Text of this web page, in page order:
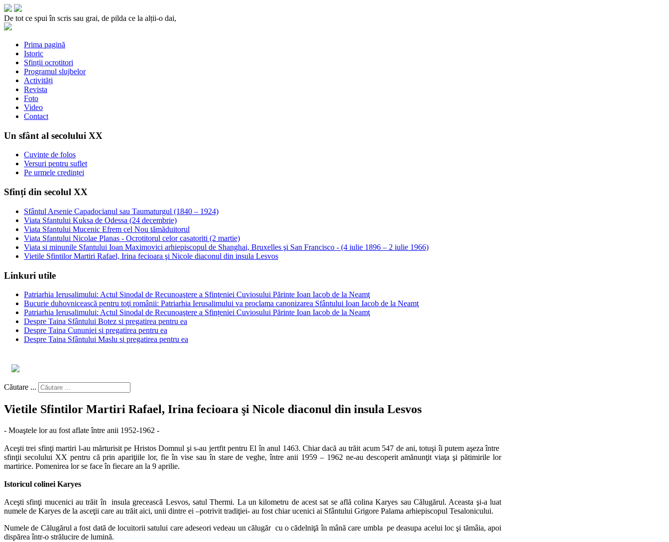
De tot ce spui în scris sau grai, de pilda ce la alții-o dai,
Prima pagină
Istoric
Sfinții ocrotitori
Programul slujbelor
Activități
Revista
Foto
Video
Contact
Un sfânt al secolului XX
Cuvinte de folos
Versuri pentru suflet
Pe urmele credinței
Sfinți din secolul XX
Sfântul Arsenie Capadocianul sau Taumaturgul (1840 – 1924)
Viata Sfantului Kuksa de Odessa (24 decembrie)
Viata Sfantului Mucenic Efrem cel Nou tămăduitorul
Viata Sfantului Nicolae Planas - Ocrotitorul celor casatoriti (2 martie)
Viata si minunile Sfantului Ioan Maximovici arhiepiscopul de Shanghai, Bruxelles şi San Francisco - (4 iulie 1896 – 2 iulie 1966)
Vietile Sfintilor Martiri Rafael, Irina fecioara şi Nicole diaconul din insula Lesvos
Linkuri utile
Patriarhia Ierusalimului: Actul Sinodal de Recunoaştere a Sfinţeniei Cuviosului Părinte Ioan Iacob de la Neamţ
Bucurie duhovnicească pentru toţi românii: Patriarhia Ierusalimului va proclama canonizarea Sfântului Ioan Iacob de la Neamţ
Patriarhia Ierusalimului: Actul Sinodal de Recunoaştere a Sfințeniei Cuviosului Părinte Ioan Iacob de la Neamţ
Despre Taina Sfântului Botez si pregatirea pentru ea
Despre Taina Cununiei si pregatirea pentru ea
Despre Taina Sfântului Maslu si pregatirea pentru ea
Căutare ...
Vietile Sfintilor Martiri Rafael, Irina fecioara şi Nicole diaconul din insula Lesvos
- Moaştele lor au fost aflate între anii 1952-1962 -
Aceşti trei sfinţi martiri l-au mărturisit pe Hristos Domnul şi s-au jertfit pentru El în anul 1463. Chiar dacă au trăit acum 547 de ani, totuşi îi putem aşeza între
sfinţii secolului XX pentru că prin apariţiile lor, fie în vise sau în stare de veghe, între anii 1959 – 1962 ne-au descoperit amănunţit viaţa şi pătimirile lor
martirice. Pomenirea lor se face în fiecare an la 9 aprilie.
Istoricul colinei Karyes
Aceşti sfinţi mucenici au trăit în insula grecească Lesvos, satul Thermi. La un kilometru de acest sat se află colina Karyes sau Călugărul. Aceasta şi-a luat
numele de Karyes de la asceţii care au trăit aici, unii dintre ei –potrivit tradiţiei- au fost chiar ucenici ai Sfântului Grigore Palama arhiepiscopul Tesalonicului.
Numele de Călugărul a fost dată de locuitorii satului care adeseori vedeau un călugăr cu o cădelniţă în mână care umbla pe deasupa acelui loc şi tămâia, apoi
dispărea într-o strălucire de lumină.